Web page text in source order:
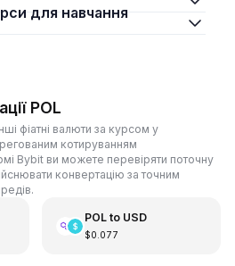
POL
фіатні валюти за курсом у
котируванням
Bybit ви можете перевіряти поточну
конвертацію за точним
POLto USD
$0.077